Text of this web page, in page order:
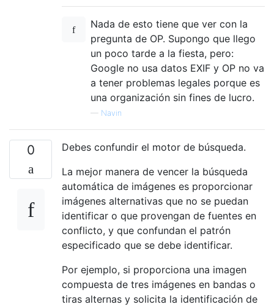
Nada de esto tiene que ver con la
pregunta de OP. Supongo que llego
un poco tarde a la fiesta, pero:
Google no usa datos EXIF ​​y OP no va
a tener problemas legales porque es
una organización sin fines de lucro.
— Navin
0
Debes confundir el motor de búsqueda.
La mejor manera de vencer la búsqueda
automática de imágenes es proporcionar
imágenes alternativas que no se puedan
identificar o que provengan de fuentes en
conflicto, y que confundan el patrón
especificado que se debe identificar.
Por ejemplo, si proporciona una imagen
compuesta de tres imágenes en bandas o
tiras alternas y solicita la identificación de